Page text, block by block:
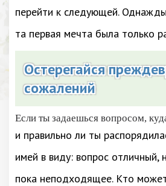
перейти к следующей.
та первая мечта была только
Остерегайся
сожалений
Если ты задаешься вопросом,
и правильно ли ты
имей в виду: вопрос отличный,
пока неподходящее. Кто может